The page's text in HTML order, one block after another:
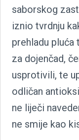
saborskog
iznio tvrdnju
prehladu
za dojenčad,
usprotivili, te
odličan
ne liječi
ne smije kao